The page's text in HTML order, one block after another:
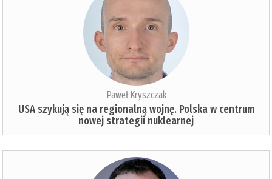
Paweł Kryszczak
USA szykują się na regionalną wojnę. Polska w centrum
nowej strategii nuklearnej